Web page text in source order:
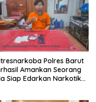
Polres Barut
Amankan Seorang
Siap Edarkan Narkotika